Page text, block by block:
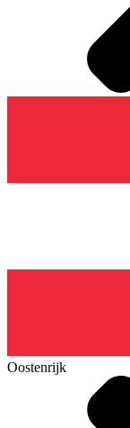
Oostenrijk